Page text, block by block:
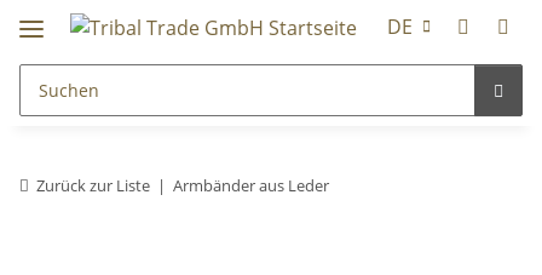
DE
Zurück zur Liste Armbänder aus Leder